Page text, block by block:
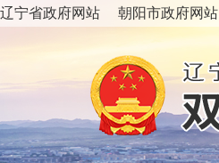
辽宁省政府网站 朝阳市政府网站